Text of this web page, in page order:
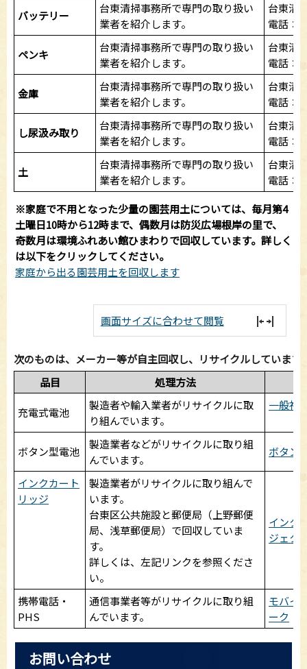
バッテリー
台東清掃事務所で専門の取り扱い
業者を紹介します。
台東清
電話：
ペンキ
台東清掃事務所で専門の取り扱い
業者を紹介します。
台東清
電話：
金庫
台東清掃事務所で専門の取り扱い
業者を紹介します。
台東清
電話：
し尿汲み取り
台東清掃事務所で専門の取り扱い
業者を紹介します。
台東清
電話：
土
台東清掃事務所で専門の取り扱い
業者を紹介します。
台東清
電話：
※家庭で不用となった少量の園芸用土については、毎月第4
土曜日10時から12時まで、偶数月は防災広場根岸の里で、
奇数月は環境ふれあい館ひまわりで回収しています。詳しく
は以下をクリックしてください。
家庭から出る園芸用土を回収します
画面サイズに合わせて閲覧
次のものは、メーカー等が自主回収し、リサイクルしています
品目
処理方法
充電式電池
製造者や輸入業者がリサイクルに取
り組んでいます。
一般社
ボタン型電池
製造業者などがリサイクルに取り組
んでいます。
ボタン
インクカート
リッジ
製造業者がリサイクルに取り組んで
います。
台東区公共施設と郵便局（上野郵便
局、浅草郵便局）で回収していま
す。
詳しくは、左記リンクを参照くださ
い。
インク
ジェク
携帯電話・
PHS
通信事業者等がリサイクルに取り組
んでいます。
モバイ
ーク
お問い合わせ